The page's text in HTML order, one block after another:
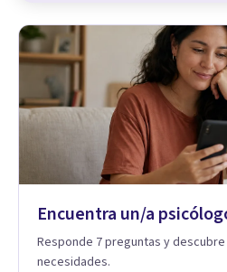
Encuentra un/a
Responde 7 preguntas y
necesidades.